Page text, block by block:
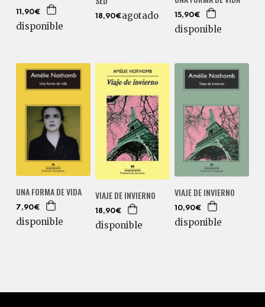
11,90€
disponible
18,90€agotado 15,90€
disponible
UNA FORMA DE VIDA
7,90€
disponible
VIAJE DE INVIERNO
18,90€
disponible
VIAJE DE INVIERNO
10,90€
disponible